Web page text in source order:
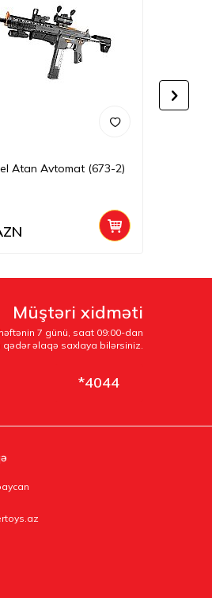
Atan Avtomat (673-2)
Müştəri xidməti
7 günü, saat 09:00-dan
qədər əlaqə saxlaya bilərsiniz.
*4044